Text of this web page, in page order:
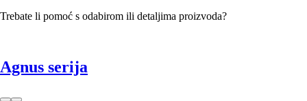
Trebate li pomoć s odabirom ili detaljima proizvoda?
Agnus serija